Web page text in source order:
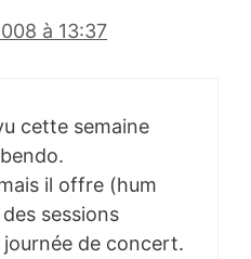
à 13:37
cette semaine
il offre (hum
sessions
de concert.